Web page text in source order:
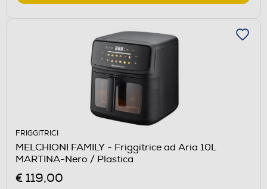
FRIGGITRICI
MELCHIONI FAMILY - Friggitrice ad Aria 10L
MARTINA-Nero / Plastica
€ 119,00